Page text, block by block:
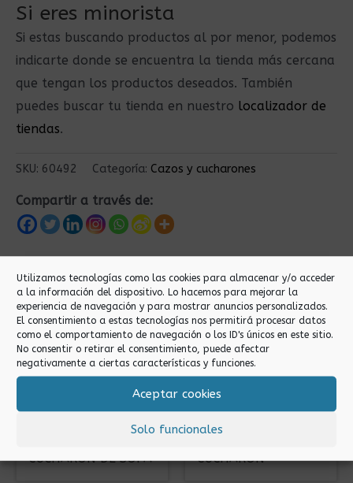
Utilizamos tecnologías como las cookies para almacenar y/o acceder
a la información del dispositivo. Lo hacemos para mejorar la
experiencia de navegación y para mostrar anuncios personalizados.
El consentimiento a estas tecnologías nos permitirá procesar datos
como el comportamiento de navegación o los ID's únicos en este sitio.
No consentir o retirar el consentimiento, puede afectar
negativamente a ciertas características y funciones.
Aceptar cookies
Solo funcionales
Si eres minorista
Si estas buscando productos al por menor, podemos
indicarte donde se encuentra la tienda más cercana
que tengan los productos deseados. También
puedes buscar tu tienda en nuestro localizador de
tiendas.
SKU: 60492 Categoría: Cazos y cucharones
Compartir a través de:
Productos relacionados
CUCHARÓN DE SOPA
Cazos y cucharones
CUCHARON